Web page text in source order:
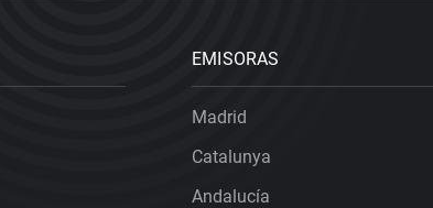
EMISORAS
Madrid
Catalunya
Andalucía